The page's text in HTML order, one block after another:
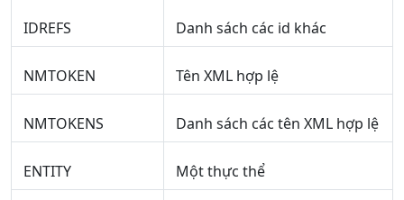
IDREFS Danh sách các id khác
NMTOKEN Tên XML hợp lệ
NMTOKENS Danh sách các tên XML hợp lệ
ENTITY Một thực thể